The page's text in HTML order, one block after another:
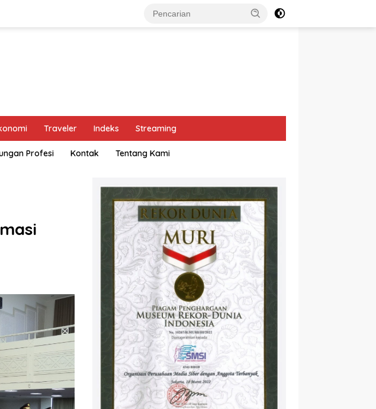
Traveler Indeks Streaming
Profesi Kontak Tentang Kami